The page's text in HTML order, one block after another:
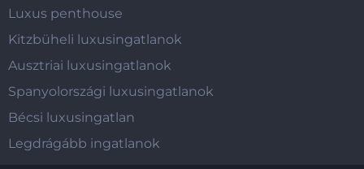
Luxus penthouse
Kitzbüheli luxusingatlanok
Ausztriai luxusingatlanok
Spanyolországi luxusingatlanok
Bécsi luxusingatlan
Legdrágább ingatlanok